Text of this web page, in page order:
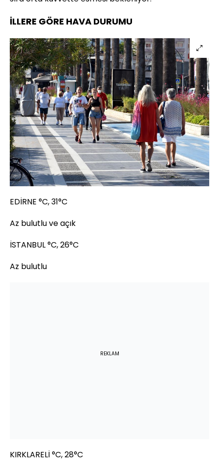
İLLERE GÖRE HAVA DURUMU
EDİRNE °C, 31°C
Az bulutlu ve açık
İSTANBUL °C, 26°C
Az bulutlu
REKLAM
KIRKLARELİ °C, 28°C